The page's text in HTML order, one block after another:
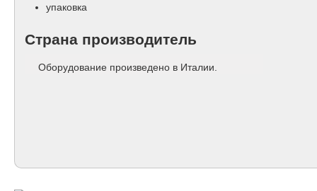
упаковка
Страна производитель
Оборудование произведено в Италии.